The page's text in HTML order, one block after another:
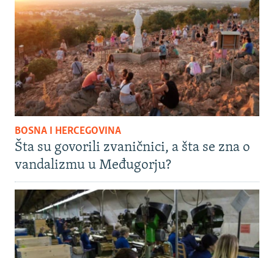
BOSNA I HERCEGOVINA
Šta su govorili zvaničnici, a šta se zna o
vandalizmu u Međugorju?